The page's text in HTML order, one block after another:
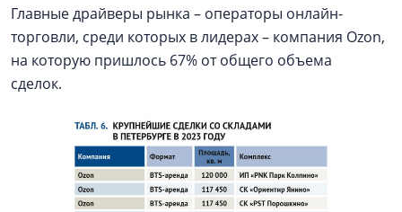
Главные драйверы рынка – операторы онлайн-
торговли, среди которых в лидерах – компания Ozon,
на которую пришлось 67% от общего объема
сделок.